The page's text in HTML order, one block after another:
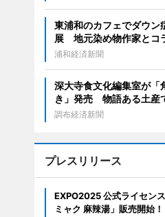
東浦和のカフェでダウン
展 地元染め物作家とコ
浦和経済新聞
深大寺食文化編集室が「
き」発売 物語ある土産
調布経済新聞
プレスリリース
EXPO2025 公式ライセン
ミャク 麻辣湯」販売開始！